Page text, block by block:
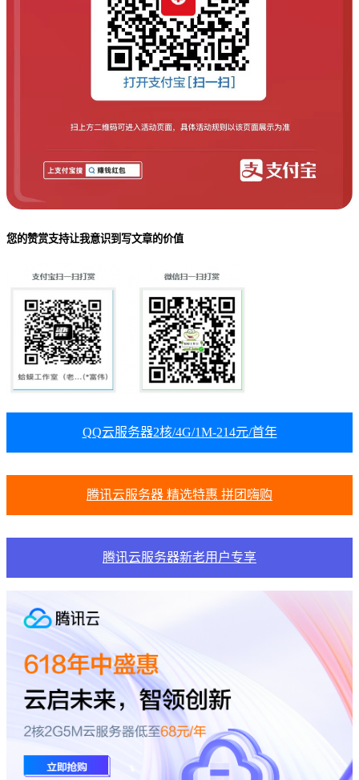
您的赞赏支持让我意识到写文章的价值
QQ云服务器2核/4G/1M-214元/首年
腾讯云服务器 精选特惠 拼团嗨购
腾讯云服务器新老用户专享